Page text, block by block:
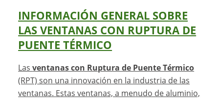
INFORMACIÓN GENERAL SOBRE
LASVENTANAS CON RUPTURA DE
PUENTE TÉRMICO
Lasventanas con Ruptura de Puente Térmico
(RPT) son una innovación en la industria de las
ventanas. Estas ventanas, a menudo de aluminio,